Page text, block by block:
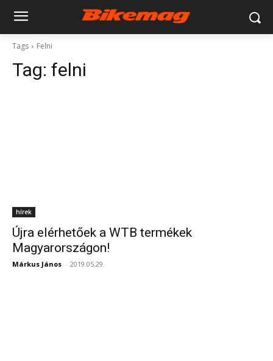
Tags Felni
Tag: felni
hírek
Újra elérhetőek a WTB termékek
Magyarországon!
Márkus János - 2019.05.29.